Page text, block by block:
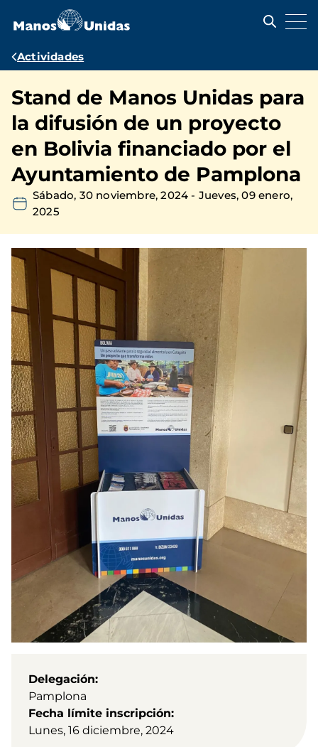
contenido
Ruta
navegación
Actividades
Stand de Manos Unidas para
la difusión de un proyecto
en Bolivia financiado por el
Ayuntamiento de Pamplona
Sábado, 30 noviembre, 2024 - Jueves, 09 enero,
2025
Delegación
Pamplona
Fecha límite inscripción
Lunes, 16 diciembre, 2024